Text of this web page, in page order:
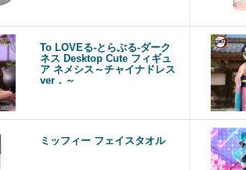
To LOVEる-とらぶる-ダーク
ネス Desktop Cute フィギュ
ア ネメシス～チャイナドレス
ver．～
ミッフィー フェイスタオル